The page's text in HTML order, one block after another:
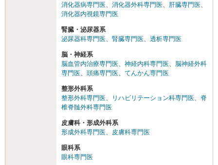
消化器病専門医
消化器外科専門医 肝臓専門医
消化器内視鏡専門医
腎臓・泌尿器系
泌尿器科専門医
腎臓専門医 透析専門医
脳・神経系
脳血管内治療専門医
神経内科専門医
脳神経外科
専門医
頭痛専門医 てんかん専門医
整形外科系
整形外科専門医
リハビリテーション科専門医
脊
椎脊髄外科専門医
皮膚科・形成外科系
形成外科専門医
皮膚科専門医
眼科系
眼科専門医